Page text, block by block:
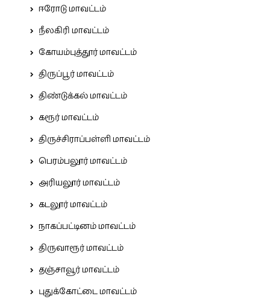
ஈரோடு மாவட்டம்
நீலகிரி மாவட்டம்
கோயம்புத்தூர் மாவட்டம்
திருப்பூர் மாவட்டம்
திண்டுக்கல் மாவட்டம்
கரூர் மாவட்டம்
திருச்சிராப்பள்ளி மாவட்டம்
பெரம்பலூர் மாவட்டம்
அரியலூர் மாவட்டம்
கடலூர் மாவட்டம்
நாகப்பட்டினம் மாவட்டம்
திருவாரூர் மாவட்டம்
தஞ்சாவூர் மாவட்டம்
புதுக்கோட்டை மாவட்டம்